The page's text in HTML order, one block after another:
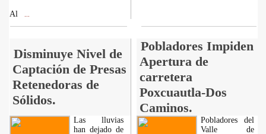
Al
Disminuye Nivel de
Captación de Presas
Retenedoras de
Sólidos.
Pobladores Impiden
Apertura de
carretera
Poxcuautla-Dos
Caminos.
Las lluvias
han dejado de
Pobladores del
Valle de